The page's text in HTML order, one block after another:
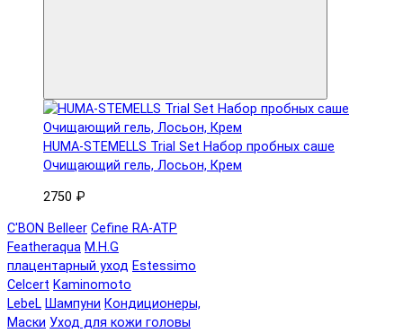
HUMA-STEMELLS Trial Set Набор пробных саше
Очищающий гель, Лосьон, Крем
2750 ₽
C'BON Belleer Cefine RA-ATP
Featheraqua M.H.G
плацентарный уход Estessimo
Celcert Kaminomoto
LebeL Шампуни Кондиционеры,
Маски Уход для кожи головы